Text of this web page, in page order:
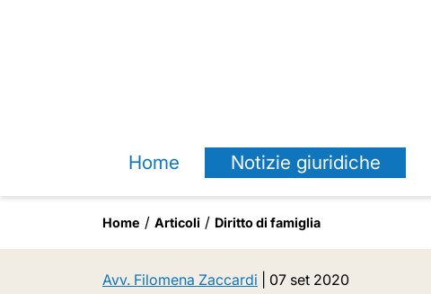
Home Notizie giuridiche
Home Articoli Diritto di famiglia
Avv. Filomena Zaccardi 07 set 2020